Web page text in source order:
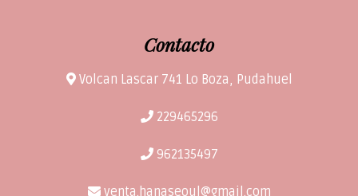
Contacto
Volcan Lascar 741 Lo Boza, Pudahuel
229465296
962135497
venta.hanaseoul@gmail.com